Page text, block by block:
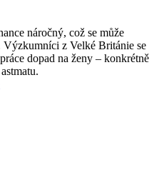
náročný, což se může
Výzkumníci z Velké Británie se
dopad na ženy –⁠ konkrétně